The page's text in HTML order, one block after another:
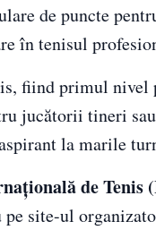
de puncte
în tenisul
fiind primul
jucătorii tineri
la marile
de Tenis
site-ul